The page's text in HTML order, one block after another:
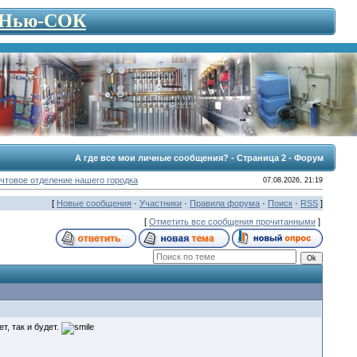
Нью-СОК
А где все мои личные сообщения? - Страница 2 - Форум
отделение нашего городка 07.08.2026, 21:19
[ Новые сообщения· Участники· Правила форума· Поиск· RSS]
[ Отметить все сообщения прочитанными]
так и будет.